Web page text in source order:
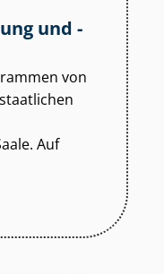
und -
von
Auf